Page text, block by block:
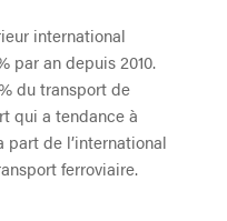
international
par an depuis 2010.
du transport de
qui a tendance à
part de l’international
ferroviaire.